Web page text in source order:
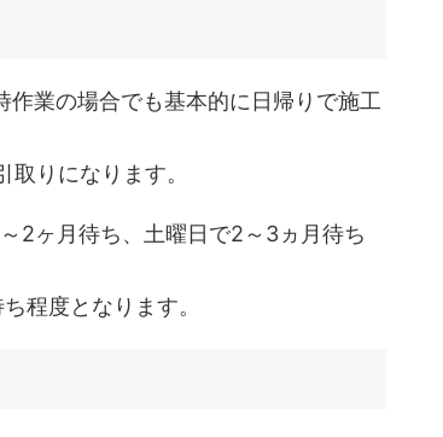
業の場合でも基本的に日帰りで施工
りになります。
2ヶ月待ち、土曜日で2～3ヵ月待ち
程度となります。